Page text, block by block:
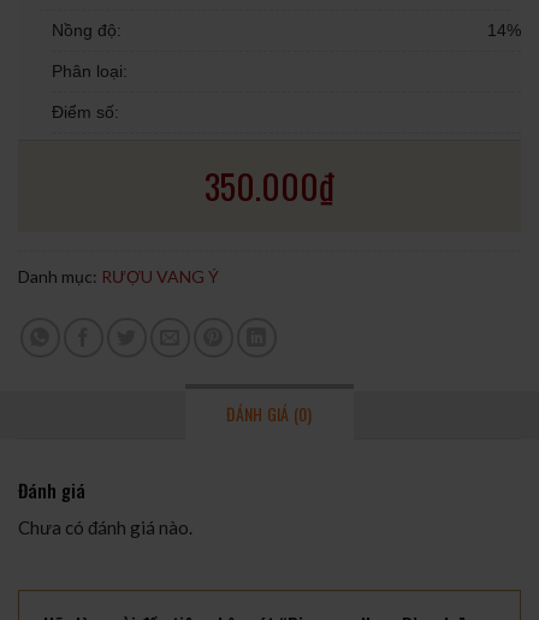
Nồng độ: 14%
Phân loại:
Điểm số:
350.000₫
Danh mục: RƯỢU VANG Ý
ĐÁNH GIÁ (0)
Đánh giá
Chưa có đánh giá nào.